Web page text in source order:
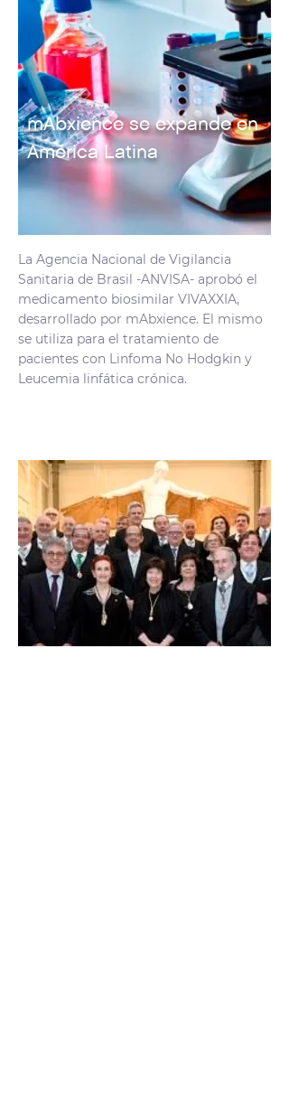
La Agencia Nacional de Vigilancia
Sanitaria de Brasil -ANVISA- aprobó el
medicamento biosimilar VIVAXXIA,
desarrollado por mAbxience. El mismo
se utiliza para el tratamiento de
pacientes con Linfoma No Hodgkin y
Leucemia linfática crónica.
mAbxience se expande en
América Latina